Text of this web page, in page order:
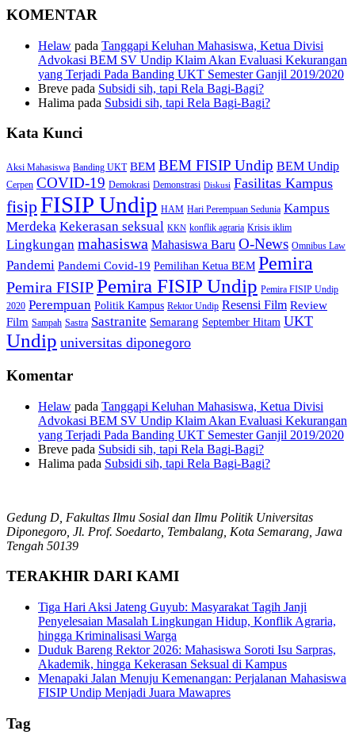
KOMENTAR
Helaw pada Tanggapi Keluhan Mahasiswa, Ketua Divisi
Advokasi BEM SV Undip Klaim Akan Evaluasi Kekurangan
yang Terjadi Pada Banding UKT Semester Ganjil 2019/2020
Breve pada Subsidi sih, tapi Rela Bagi-Bagi?
Halima pada Subsidi sih, tapi Rela Bagi-Bagi?
Kata Kunci
Aksi Mahasiswa Banding UKT BEM BEM FISIP Undip BEM Undip
Cerpen COVID-19 Demokrasi Demonstrasi Diskusi Fasilitas Kampus
fisipFISIP Undip HAM Hari Perempuan Sedunia Kampus
Merdeka Kekerasan seksual KKN konflik agraria Krisis iklim
Lingkungan mahasiswa Mahasiswa Baru O-News Omnibus Law
Pandemi Pandemi Covid-19 Pemilihan Ketua BEM Pemira
Pemira FISIPPemira FISIP Undip Pemira FISIP Undip
2020 Perempuan Politik Kampus Rektor Undip Resensi Film Review
Film Sampah Sastra Sastranite Semarang September Hitam UKT
Undip universitas diponegoro
Komentar
Helaw pada Tanggapi Keluhan Mahasiswa, Ketua Divisi
Advokasi BEM SV Undip Klaim Akan Evaluasi Kekurangan
yang Terjadi Pada Banding UKT Semester Ganjil 2019/2020
Breve pada Subsidi sih, tapi Rela Bagi-Bagi?
Halima pada Subsidi sih, tapi Rela Bagi-Bagi?
Gedung D, Fakultas Ilmu Sosial dan Ilmu Politik Universitas
Diponegoro, Jl. Prof. Soedarto, Tembalang, Kota Semarang, Jawa
Tengah 50139
TERAKHIR DARI KAMI
Tiga Hari Aksi Jateng Guyub: Masyarakat Tagih Janji
Penyelesaian Masalah Lingkungan Hidup, Konflik Agraria,
hingga Kriminalisasi Warga
Duduk Bareng Rektor 2026: Mahasiswa Soroti Isu Sarpras,
Akademik, hingga Kekerasan Seksual di Kampus
Menapaki Jalan Menuju Kemenangan: Perjalanan Mahasiswa
FISIP Undip Menjadi Juara Mawapres
Tag